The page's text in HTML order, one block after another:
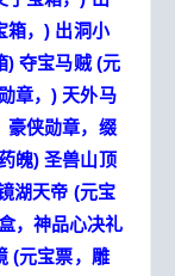
箱，) 出洞小
) 夺宝马贼 (元
章，) 天外马
豪侠勋章，缀
魄) 圣兽山顶
湖天帝 (元宝
，神品心决礼
(元宝票，雕